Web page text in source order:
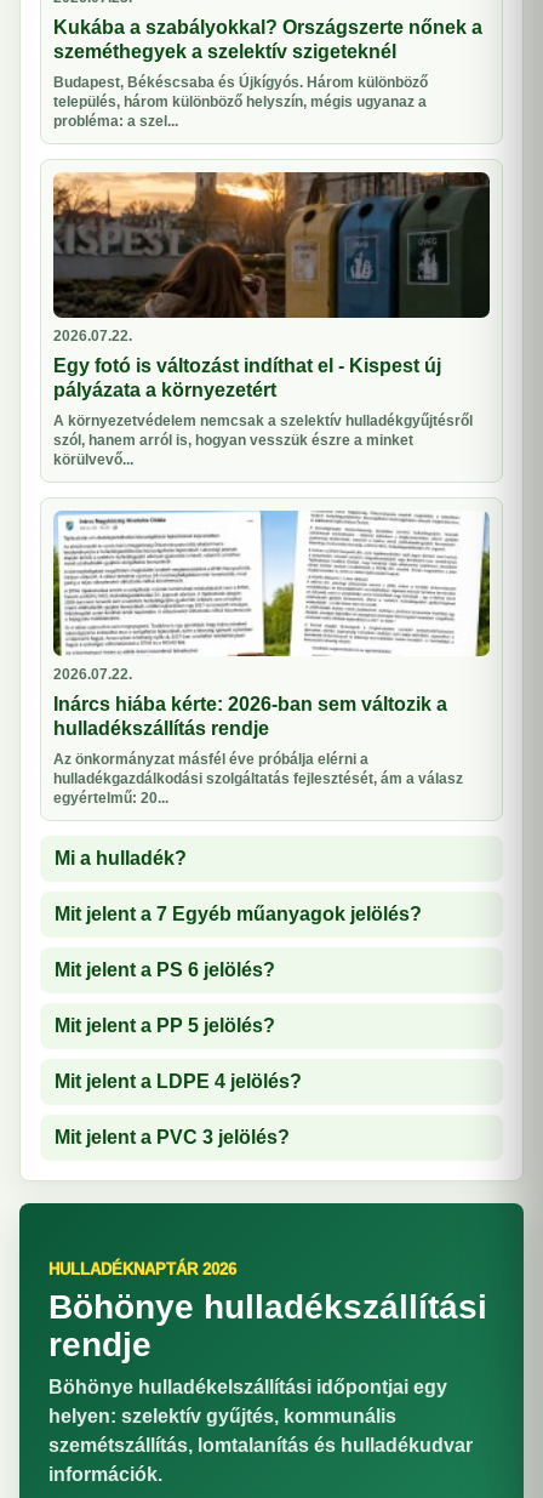
Kukába a szabályokkal? Országszerte nőnek a
szeméthegyek a szelektív szigeteknél
Budapest, Békéscsaba és Újkígyós. Három különböző
település, három különböző helyszín, mégis ugyanaz a
probléma: a szel...
2026.07.22.
Egy fotó is változást indíthat el - Kispest új
pályázata a környezetért
A környezetvédelem nemcsak a szelektív hulladékgyűjtésről
szól, hanem arról is, hogyan vesszük észre a minket
körülvevő...
2026.07.22.
Inárcs hiába kérte: 2026-ban sem változik a
hulladékszállítás rendje
Az önkormányzat másfél éve próbálja elérni a
hulladékgazdálkodási szolgáltatás fejlesztését, ám a válasz
egyértelmű: 20...
Mi a hulladék?
Mit jelent a 7 Egyéb műanyagok jelölés?
Mit jelent a PS 6 jelölés?
Mit jelent a PP 5 jelölés?
Mit jelent a LDPE 4 jelölés?
Mit jelent a PVC 3 jelölés?
HULLADÉKNAPTÁR 2026
Böhönye hulladékszállítási
rendje
Böhönye hulladékelszállítási időpontjai egy
helyen: szelektív gyűjtés, kommunális
szemétszállítás, lomtalanítás és hulladékudvar
információk.